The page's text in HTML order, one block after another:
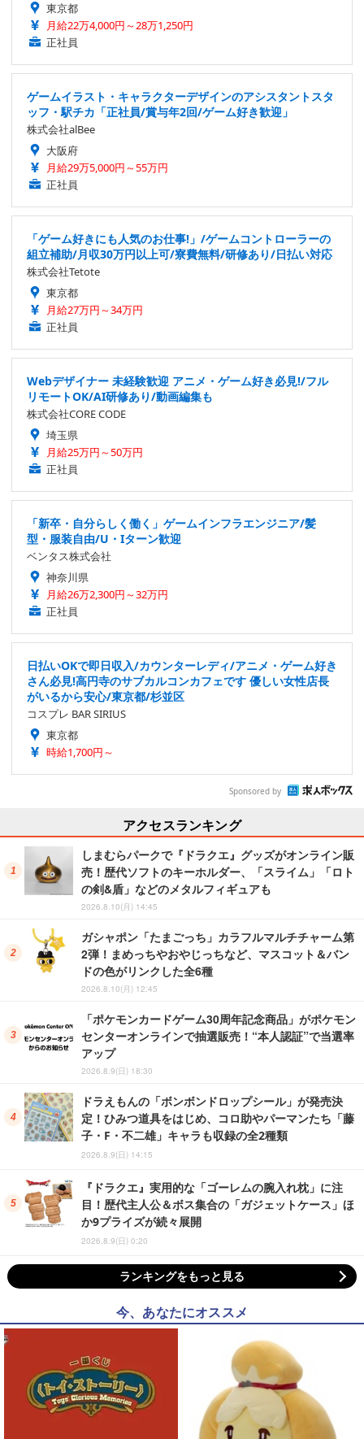
東京都
月給22万4,000円～28万1,250円
正社員
ゲームイラスト・キャラクターデザインのアシスタントスタ
ッフ・駅チカ「正社員/賞与年2回/ゲーム好き歓迎」
株式会社alBee
大阪府
月給29万5,000円～55万円
正社員
「ゲーム好きにも人気のお仕事!」/ゲームコントローラーの
組立補助/月収30万円以上可/寮費無料/研修あり/日払い対応
株式会社Tetote
東京都
月給27万円～34万円
正社員
Webデザイナー 未経験歓迎 アニメ・ゲーム好き必見!/フル
リモートOK/AI研修あり/動画編集も
株式会社CORE CODE
埼玉県
月給25万円～50万円
正社員
「新卒・自分らしく働く」ゲームインフラエンジニア/髪
型・服装自由/U・Iターン歓迎
ベンタス株式会社
神奈川県
月給26万2,300円～32万円
正社員
日払いOKで即日収入/カウンターレディ/アニメ・ゲーム好き
さん必見!高円寺のサブカルコンカフェです 優しい女性店長
がいるから安心/東京都/杉並区
コスプレ BAR SIRIUS
東京都
時給1,700円～
Sponsored by
アクセスランキング
しまむらパークで『ドラクエ』グッズがオンライン販
売！歴代ソフトのキーホルダー、「スライム」「ロト
の剣&盾」などのメタルフィギュアも
2026.8.10(月) 14:45
ガシャポン「たまごっち」カラフルマルチチャーム第
2弾！まめっちやおやじっちなど、マスコット＆バン
ドの色がリンクした全6種
2026.8.10(月) 12:45
「ポケモンカードゲーム30周年記念商品」がポケモン
センターオンラインで抽選販売！“本人認証”で当選率
アップ
2026.8.9(日) 18:30
ドラえもんの「ボンボンドロップシール」が発売決
定！ひみつ道具をはじめ、コロ助やパーマンたち「藤
子・F・不二雄」キャラも収録の全2種類
2026.8.9(日) 14:15
『ドラクエ』実用的な「ゴーレムの腕入れ枕」に注
目！歴代主人公＆ボス集合の「ガジェットケース」ほ
か9プライズが続々展開
2026.8.9(日) 0:20
ランキングをもっと見る
今、あなたにオススメ